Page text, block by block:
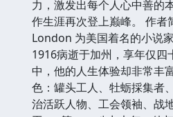
力，激发出每个人心中善的
作生涯再次登上巅峰。 作
London 为美国着名的小说
1916病逝于加州，享年仅四
中，他的人生体验却非常丰
色：罐头工人、牡蛎採集者
治活跃人物、工会领袖、战